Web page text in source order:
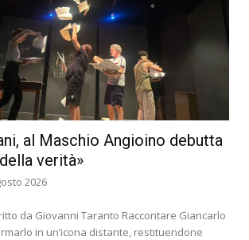
al Maschio Angioino debutta
verità»
2026
da Giovanni Taranto Raccontare Giancarlo
in un’icona distante, restituendone